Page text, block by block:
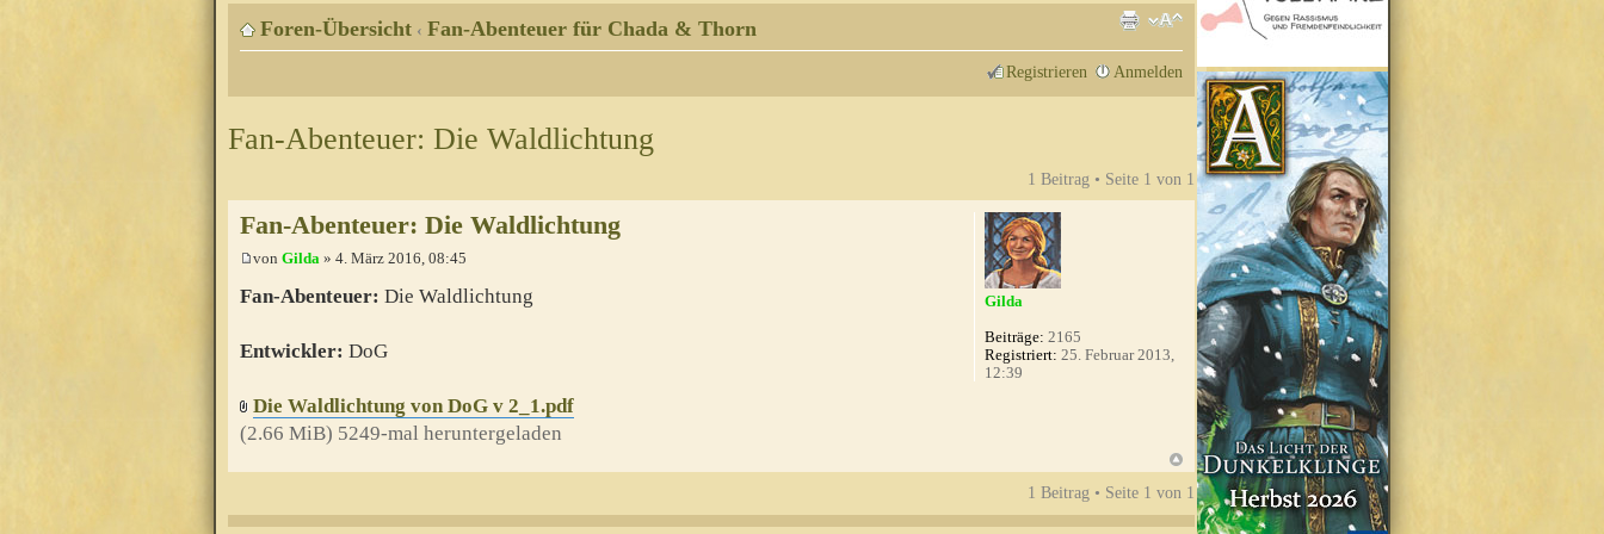
Foren-Übersicht ‹ Fan-Abenteuer für Chada & Thorn
Registrieren Anmelden
Fan-Abenteuer: Die Waldlichtung
1 Beitrag • Seite 1 von 1
Fan-Abenteuer: Die Waldlichtung
von Gilda » 4. März 2016, 08:45
Fan-Abenteuer: Die Waldlichtung
Entwickler: DoG
Die Waldlichtung von DoG v 2_1.pdf
(2.66 MiB) 5249-mal heruntergeladen
Gilda
Beiträge: 2165
Registriert: 25. Februar 2013,
12:39
1 Beitrag • Seite 1 von 1